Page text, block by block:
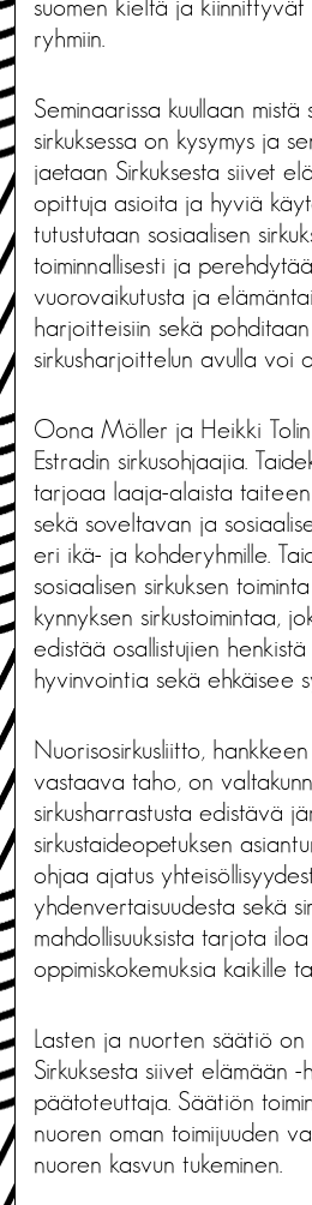
suomen kieltä ja kiinnittyvät
ryhmiin.
Seminaarissa kuullaan mistä
sirkuksessa on kysymys ja
jaetaan Sirkuksesta siivet
opittuja asioita ja hyviä
tutustutaan sosiaalisen
toiminnallisesti ja
vuorovaikutusta ja
harjoitteisiin sekä
sirkusharjoittelun avulla voi
Oona Möller ja Heikki
Estradin sirkusohjaajia.
tarjoaa laaja-alaista
sekä soveltavan ja
eri ikä- ja kohderyhmille.
sosiaalisen sirkuksen
kynnyksen sirkustoimintaa,
edistää osallistujien
hyvinvointia sekä ehkäisee
Nuorisosirkusliitto, hankkeen
vastaava taho, on
sirkusharrastusta edistävä
sirkustaideopetuksen
ohjaa ajatus
yhdenvertaisuudesta sekä
mahdollisuuksista tarjota
oppimiskokemuksia kaikille
Lasten ja nuorten säätiö
Sirkuksesta siivet elämään -
päätoteuttaja. Säätiön
nuoren oman toimijuuden
nuoren kasvun tukeminen.